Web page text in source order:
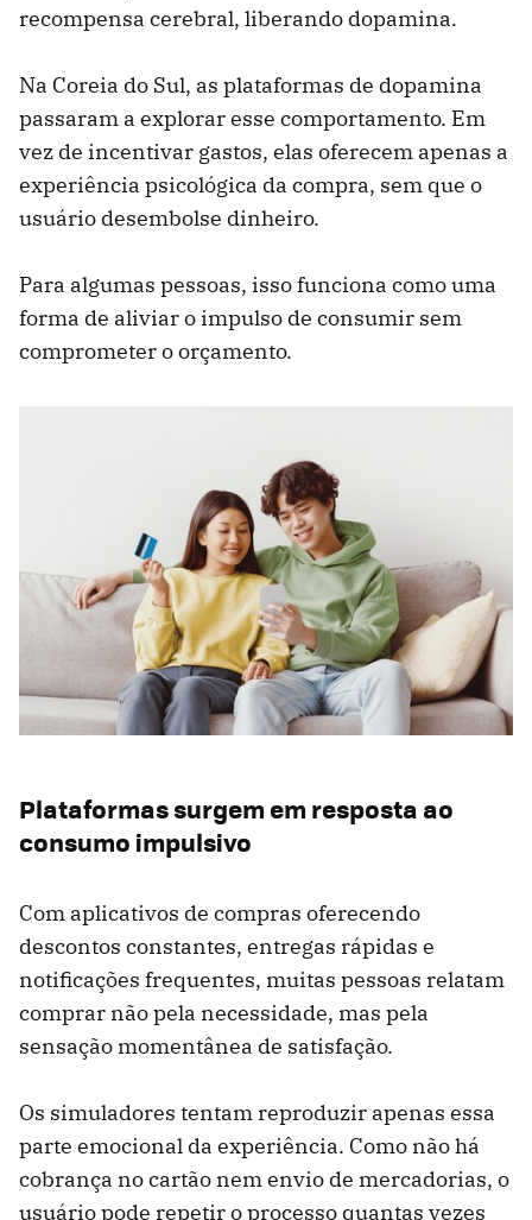
recompensa cerebral, liberando dopamina.
Na Coreia do Sul, as plataformas de dopamina
passaram a explorar esse comportamento. Em
vez de incentivar gastos, elas oferecem apenas a
experiência psicológica da compra, sem que o
usuário desembolse dinheiro.
Para algumas pessoas, isso funciona como uma
forma de aliviar o impulso de consumir sem
comprometer o orçamento.
Plataformas surgem em resposta ao
consumo impulsivo
Com aplicativos de compras oferecendo
descontos constantes, entregas rápidas e
notificações frequentes, muitas pessoas relatam
comprar não pela necessidade, mas pela
sensação momentânea de satisfação.
Os simuladores tentam reproduzir apenas essa
parte emocional da experiência. Como não há
cobrança no cartão nem envio de mercadorias, o
usuário pode repetir o processo quantas vezes